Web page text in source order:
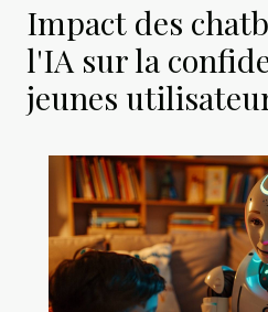
Impact des
l'IA sur la
jeunes